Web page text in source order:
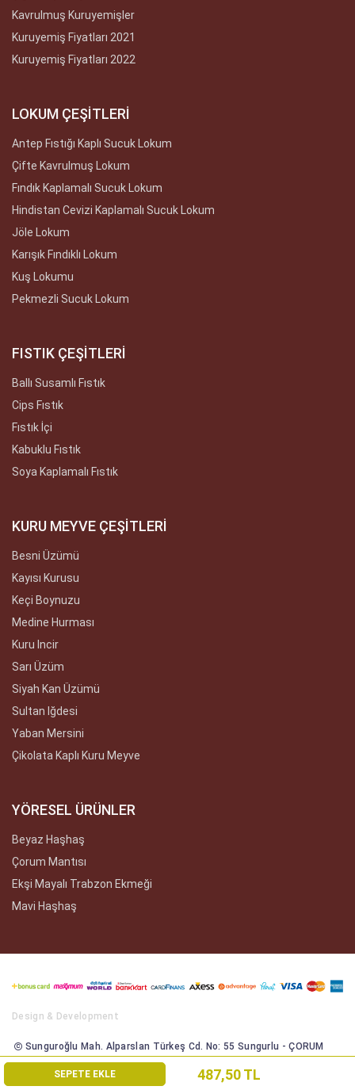
SEPETE EKLE 487,50 TL
Kavrulmuş Kuruyemişler
Kuruyemiş Fiyatları 2021
Kuruyemiş Fiyatları 2022
LOKUM ÇEŞİTLERİ
Antep Fıstığı Kaplı Sucuk Lokum
Çifte Kavrulmuş Lokum
Fındık Kaplamalı Sucuk Lokum
Hindistan Cevizi Kaplamalı Sucuk Lokum
Jöle Lokum
Karışık Fındıklı Lokum
Kuş Lokumu
Pekmezli Sucuk Lokum
FISTIK ÇEŞİTLERİ
Ballı Susamlı Fıstık
Cips Fıstık
Fıstık İçi
Kabuklu Fıstık
Soya Kaplamalı Fıstık
KURU MEYVE ÇEŞİTLERİ
Besni Üzümü
Kayısı Kurusu
Keçi Boynuzu
Medine Hurması
Kuru Incir
Sarı Üzüm
Siyah Kan Üzümü
Sultan Iğdesi
Yaban Mersini
Çikolata Kaplı Kuru Meyve
YÖRESEL ÜRÜNLER
Beyaz Haşhaş
Çorum Mantısı
Ekşi Mayalı Trabzon Ekmeği
Mavi Haşhaş
Design & Development
Sunguroğlu Mah. Alparslan Türkeş Cd. No: 55 Sungurlu - ÇORUM
Tüm Hakları Saklıdır 2021